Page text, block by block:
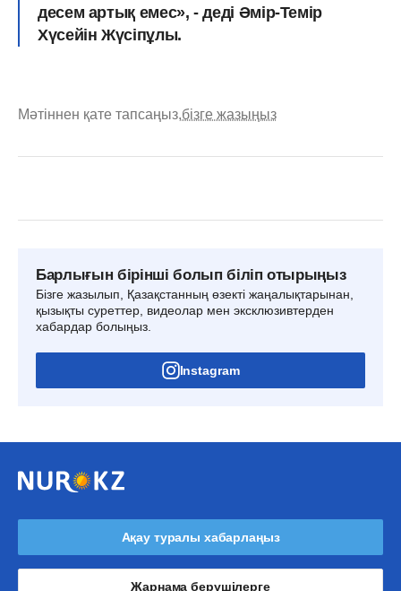
десем артық емес», - деді Әмір-Темір
Хүсейін Жүсіпұлы.
Мәтіннен қате тапсаңыз,бізге жазыңыз
Барлығын бірінші болып біліп отырыңыз
Бізге жазылып, Қазақстанның өзекті жаңалықтарынан,
қызықты суреттер, видеолар мен эксклюзивтерден
хабардар болыңыз.
Instagram
Ақау туралы хабарлаңыз
Жарнама берушілерге